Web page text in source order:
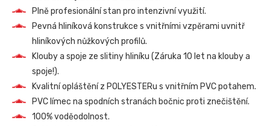
Plně profesionální stan pro intenzivní využití.
Pevná hliníková konstrukce s vnitřními vzpěrami uvnitř
hliníkových nůžkových profilů.
Klouby a spoje ze slitiny hliníku (Záruka 10 let na klouby a
spoje!).
Kvalitní opláštění z POLYESTERu s vnitřním PVC potahem.
PVC límec na spodních stranách bočnic proti znečištění.
100% voděodolnost.